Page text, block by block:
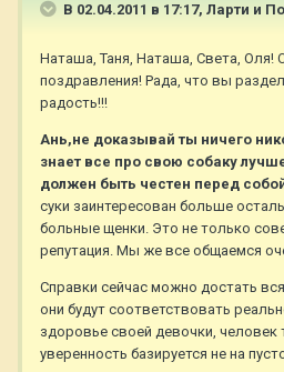
В 02.04.2011 в 17:17, Ларти и
Наташа, Таня, Наташа, Света, Оля!
поздравления! Рада, что вы
радость!!!
Ань,не доказывай ты ничего
знает все про свою собаку
должен быть честен перед
суки заинтересован больше
больные щенки. Это не только
репутация. Мы же все общаемся
Справки сейчас можно достать
они будут соответствовать
здоровье своей девочки, человек
уверенность базируется не на